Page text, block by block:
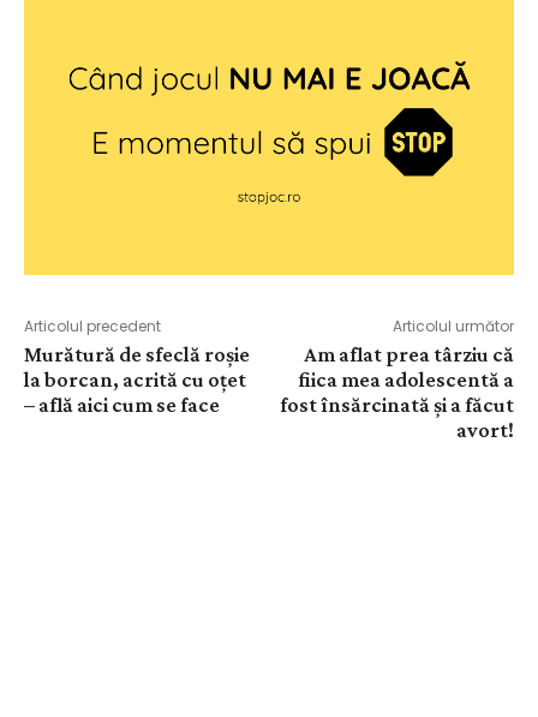
Articolul precedent
Murătură de sfeclă roșie
la borcan, acrită cu oțet
– află aici cum se face
Articolul următor
Am aflat prea târziu că
fiica mea adolescentă a
fost însărcinată și a făcut
avort!